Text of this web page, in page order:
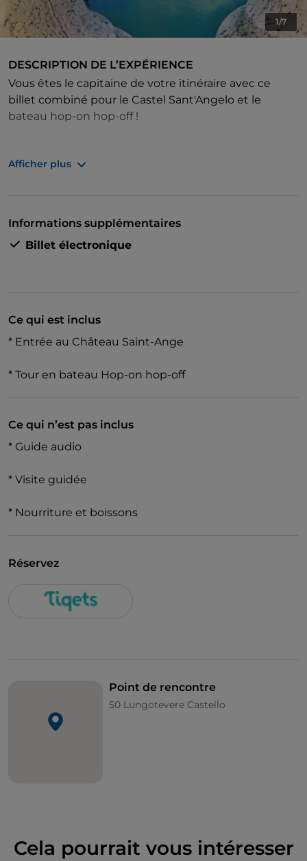
1/7
DESCRIPTION DE L’EXPÉRIENCE
Vous êtes le capitaine de votre itinéraire avec ce
billet combiné pour le Castel Sant'Angelo et le
bateau hop-on hop-off !
prend vie autour de vous alors que vous explorez
décorés et profitez de vues panoramiques
incroyables sur la ville.
Afficher plus
Informations supplémentaires
Billet électronique
Ce qui est inclus
* Entrée au Château Saint-Ange
* Tour en bateau Hop-on hop-off
Ce qui n’est pas inclus
* Guide audio
* Visite guidée
* Nourriture et boissons
Réservez
Point de rencontre
50 Lungotevere Castello
Cela pourrait vous intéresser